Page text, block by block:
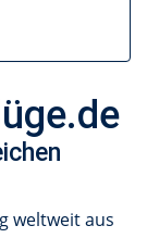
weltweit aus